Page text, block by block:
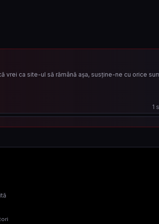
ca site-ul să rămână așa, susține-ne cu orice
1